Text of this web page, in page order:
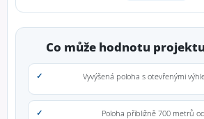
Co může hodnotu
Vyvýšená poloha s otevřenými
Poloha přibližně 700 metrů